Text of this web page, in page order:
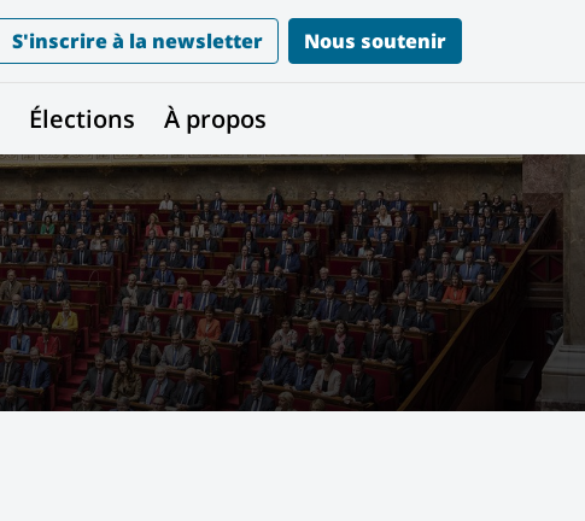
S'inscrire à la newsletter Nous soutenir
Élections À propos